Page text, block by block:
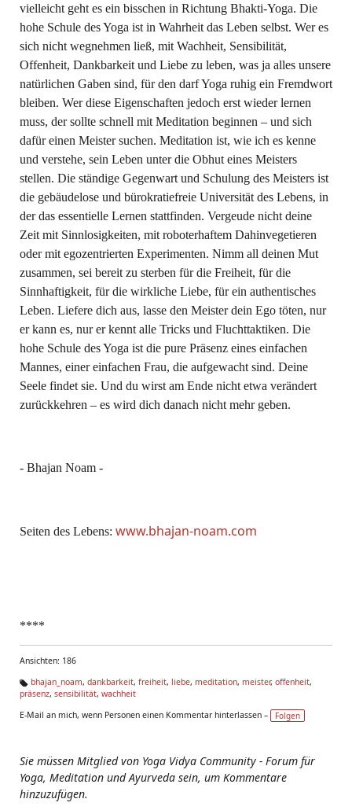
vielleicht geht es ein bisschen in Richtung Bhakti-Yoga. Die
hohe Schule des Yoga ist in Wahrheit das Leben selbst. Wer es
sich nicht wegnehmen ließ, mit Wachheit, Sensibilität,
Offenheit, Dankbarkeit und Liebe zu leben, was ja alles unsere
natürlichen Gaben sind, für den darf Yoga ruhig ein Fremdwort
bleiben. Wer diese Eigenschaften jedoch erst wieder lernen
muss, der sollte schnell mit Meditation beginnen – und sich
dafür einen Meister suchen. Meditation ist, wie ich es kenne
und verstehe, sein Leben unter die Obhut eines Meisters
stellen. Die ständige Gegenwart und Schulung des Meisters ist
die gebäudelose und bürokratiefreie Universität des Lebens, in
der das essentielle Lernen stattfinden. Vergeude nicht deine
Zeit mit Sinnlosigkeiten, mit roboterhaftem Dahinvegetieren
oder mit egozentrierten Experimenten. Nimm all deinen Mut
zusammen, sei bereit zu sterben für die Freiheit, für die
Sinnhaftigkeit, für die wirkliche Liebe, für ein authentisches
Leben. Liefere dich aus, lasse den Meister dein Ego töten, nur
er kann es, nur er kennt alle Tricks und Fluchttaktiken. Die
hohe Schule des Yoga ist die pure Präsenz eines einfachen
Mannes, einer einfachen Frau, die aufgewacht sind. Deine
Seele findet sie. Und du wirst am Ende nicht etwa verändert
zurückkehren – es wird dich danach nicht mehr geben.
- Bhajan Noam -
Seiten des Lebens: www.bhajan-noam.com
****
Ansichten: 186
Ta
s:
bhajan_noam, dankbarkeit, freiheit, liebe, meditation, meister, offenheit,
präsenz, sensibilität, wachheit
E-Mail an mich, wenn Personen einen Kommentar hinterlassen –
Folgen
Sie müssen Mitglied von Yoga Vidya Community - Forum für
Yoga, Meditation und Ayurveda sein, um Kommentare
hinzuzufügen.